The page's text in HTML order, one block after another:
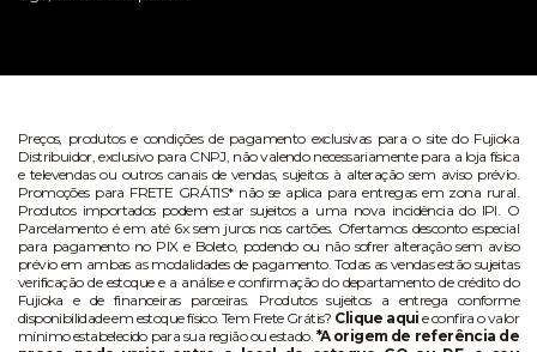
Preços, produtos e condições de pagamento exclusivas para o site do Fujioka
Distribuidor, exclusivo para CNPJ, não valendo necessariamente para a loja física
e televendas ou outros canais de vendas, sujeitos à alteração sem aviso prévio.
Promoções para FRETE GRÁTIS* não se aplica para entregas em zona rural.
Produtos importados podem estar sujeitos a uma nova incidência do IPI. O
Parcelamento é em até 6x sem juros nos cartões. Ofertamos desconto especial
para pagamento no PIX e Boleto, podendo ou não sofrer alteração sem aviso
prévio em ambas as modalidades de pagamento. Todas as vendas estão sujeitas
verificação de estoque e a análise e confirmação do departamento de crédito do
Fujioka e de financeiras parceiras. Produtos sujeitos a entrega conforme
disponibilidade em estoque físico. Tem Frete Grátis? Clique aqui e confira o valor
mínimo estabelecido para sua região ou estado. *A origem de referência de